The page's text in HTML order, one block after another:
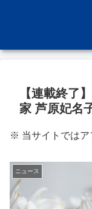
【連載終了
家 芦原妃名
※ 当サイトではア
ニュース